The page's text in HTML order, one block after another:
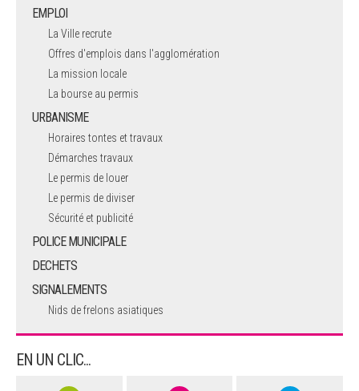
EMPLOI
La Ville recrute
Offres d'emplois dans l'agglomération
La mission locale
La bourse au permis
URBANISME
Horaires tontes et travaux
Démarches travaux
Le permis de louer
Le permis de diviser
Sécurité et publicité
POLICE MUNICIPALE
DECHETS
SIGNALEMENTS
Nids de frelons asiatiques
EN UN CLIC...